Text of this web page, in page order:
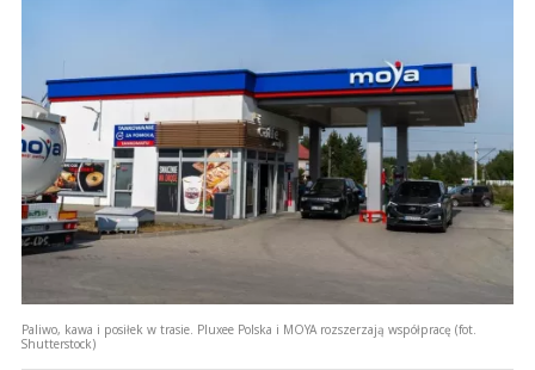
Paliwo, kawa i posiłek w trasie. Pluxee Polska i MOYA rozszerzają współpracę (fot.
Shutterstock)